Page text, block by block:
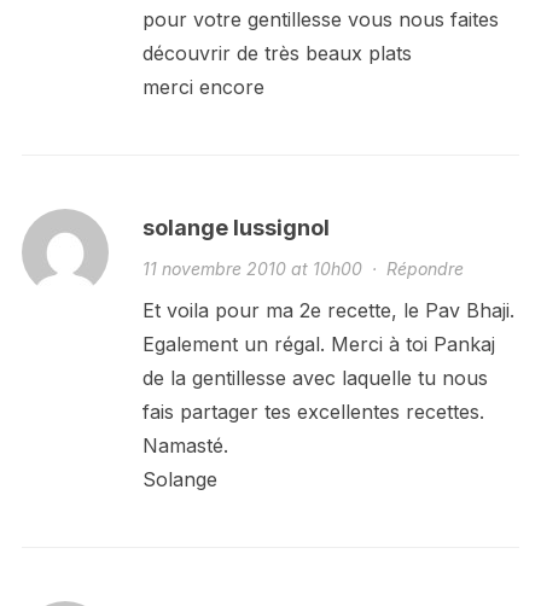
pour votre gentillesse vous nous faites
découvrir de très beaux plats
merci encore
solange lussignol
11 novembre 2010 at 10h00· Répondre
Et voila pour ma 2e recette, le Pav Bhaji.
Egalement un régal. Merci à toi Pankaj
de la gentillesse avec laquelle tu nous
fais partager tes excellentes recettes.
Namasté.
Solange